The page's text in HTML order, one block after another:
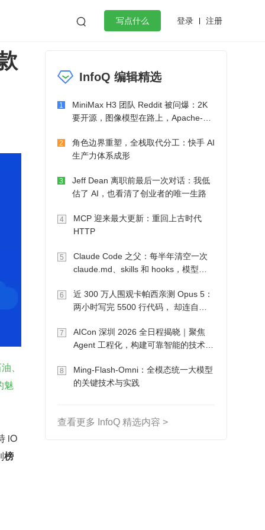
 写点什么 登录 注册
作
微服务架构 flutter
、
魅
iO
榜
InfoQ 编辑精选
1
MiniMax H3 团队 Reddit 被问爆：2K
要开源，图像模型在路上，Apache-2.0
2
角色边界重塑，全栈取代分工：快手 AI
生产力体系成形
3
Jeff Dean 离职前最后一次对话：我低
估了 AI，也看清了创业者的唯一生路
4
MCP 迎来最大更新：重回上古时代
HTTP
5
Claude Code 之父：每半年清空一次
claude.md、skills 和 hooks，模型自
6
近 300 万人围观卡帕西亲测 Opus 5：
两小时写完 5500 行代码， 却连自己
7
AICon 深圳 2026 全日程揭晓｜聚焦
Agent 工程化，构建可靠智能的技术路
8
Ming-Flash-Omni：全模态统一大模型
的关键技术与实践
查看更多 InfoQ 精选内容 >